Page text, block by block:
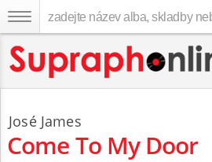
José James
Come To My Door